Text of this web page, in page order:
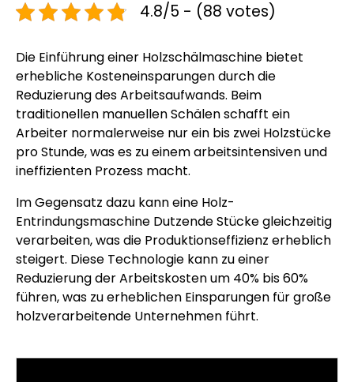
4.8/5 - (88 votes)
Die Einführung einer Holzschälmaschine bietet
erhebliche Kosteneinsparungen durch die
Reduzierung des Arbeitsaufwands. Beim
traditionellen manuellen Schälen schafft ein
Arbeiter normalerweise nur ein bis zwei Holzstücke
pro Stunde, was es zu einem arbeitsintensiven und
ineffizienten Prozess macht.
Im Gegensatz dazu kann eine Holz-
Entrindungsmaschine Dutzende Stücke gleichzeitig
verarbeiten, was die Produktionseffizienz erheblich
steigert. Diese Technologie kann zu einer
Reduzierung der Arbeitskosten um 40% bis 60%
führen, was zu erheblichen Einsparungen für große
holzverarbeitende Unternehmen führt.